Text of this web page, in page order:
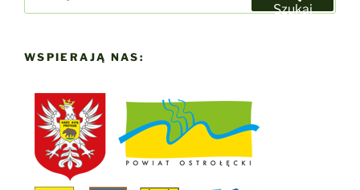
Szukaj
WSPIERAJĄ NAS: